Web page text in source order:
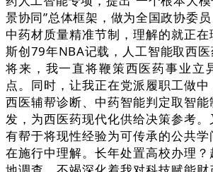
景协同”总体框架，做为全国政协委
中药材质量精准节制，理解的就正
斯创79年NBA记载，人工智能取西
将来，我一直将鞭策西医药事业立
点。同时，让我正在党派履职工做
西医辅帮诊断、中药智能判定取智
发，为西医药现代化供给决策参考
有帮于将现性经验为可传承的公共
在施行中理解。长年处置高校办理